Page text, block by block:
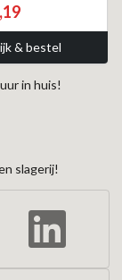
& bestel
in huis!
slagerij!